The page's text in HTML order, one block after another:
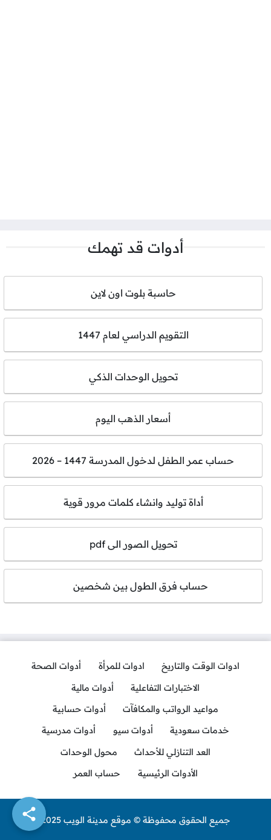
أدوات قد تهمك
حاسبة بلوت اون لاين
التقويم الدراسي لعام 1447
تحويل الوحدات الذكي
أسعار الذهب اليوم
حساب عمر الطفل لدخول المدرسة 1447 – 2026
أداة توليد وانشاء كلمات مرور قوية
تحويل الصور الى pdf
حساب فرق الطول بين شخصين
ادوات الوقت والتاريخ ادوات للمرأة
أدوات الصحة
الاختبارات التفاعلية
أدوات مالية
مواعيد الرواتب والمكافآت
أدوات حسابية
خدمات سعودية
أدوات سيو
أدوات مدرسية
العد التنازلي للأحداث
محول الوحدات
الأدوات الرئيسية
حساب العمر
جميع الحقوق محفوظة © موقع مدينة الويب 2025